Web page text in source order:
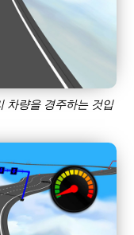
차량을 경주하는 것입